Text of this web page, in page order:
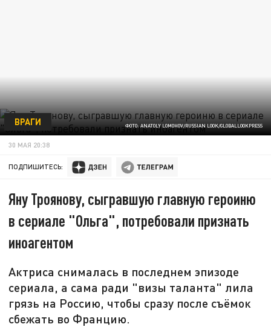
ФОТО: ANATOLY LOMOHOV/RUSSIAN LOOK/GLOBALLOOKPRESS
ВРАГИ
30 МАЯ 20:38
ПОДПИШИТЕСЬ:
Яну Троянову, сыгравшую главную героиню
в сериале "Ольга", потребовали признать
иноагентом
Актриса снималась в последнем эпизоде
сериала, а сама ради "визы таланта" лила
грязь на Россию, чтобы сразу после съёмок
сбежать во Францию.